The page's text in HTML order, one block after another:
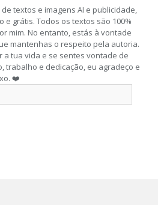
textos e imagens AI e publicidade,
e grátis. Todos os textos são 100%
mim. No entanto, estás à vontade
mantenhas o respeito pela autoria.
a tua vida e se sentes vontade de
trabalho e dedicação, eu agradeço e
❤️